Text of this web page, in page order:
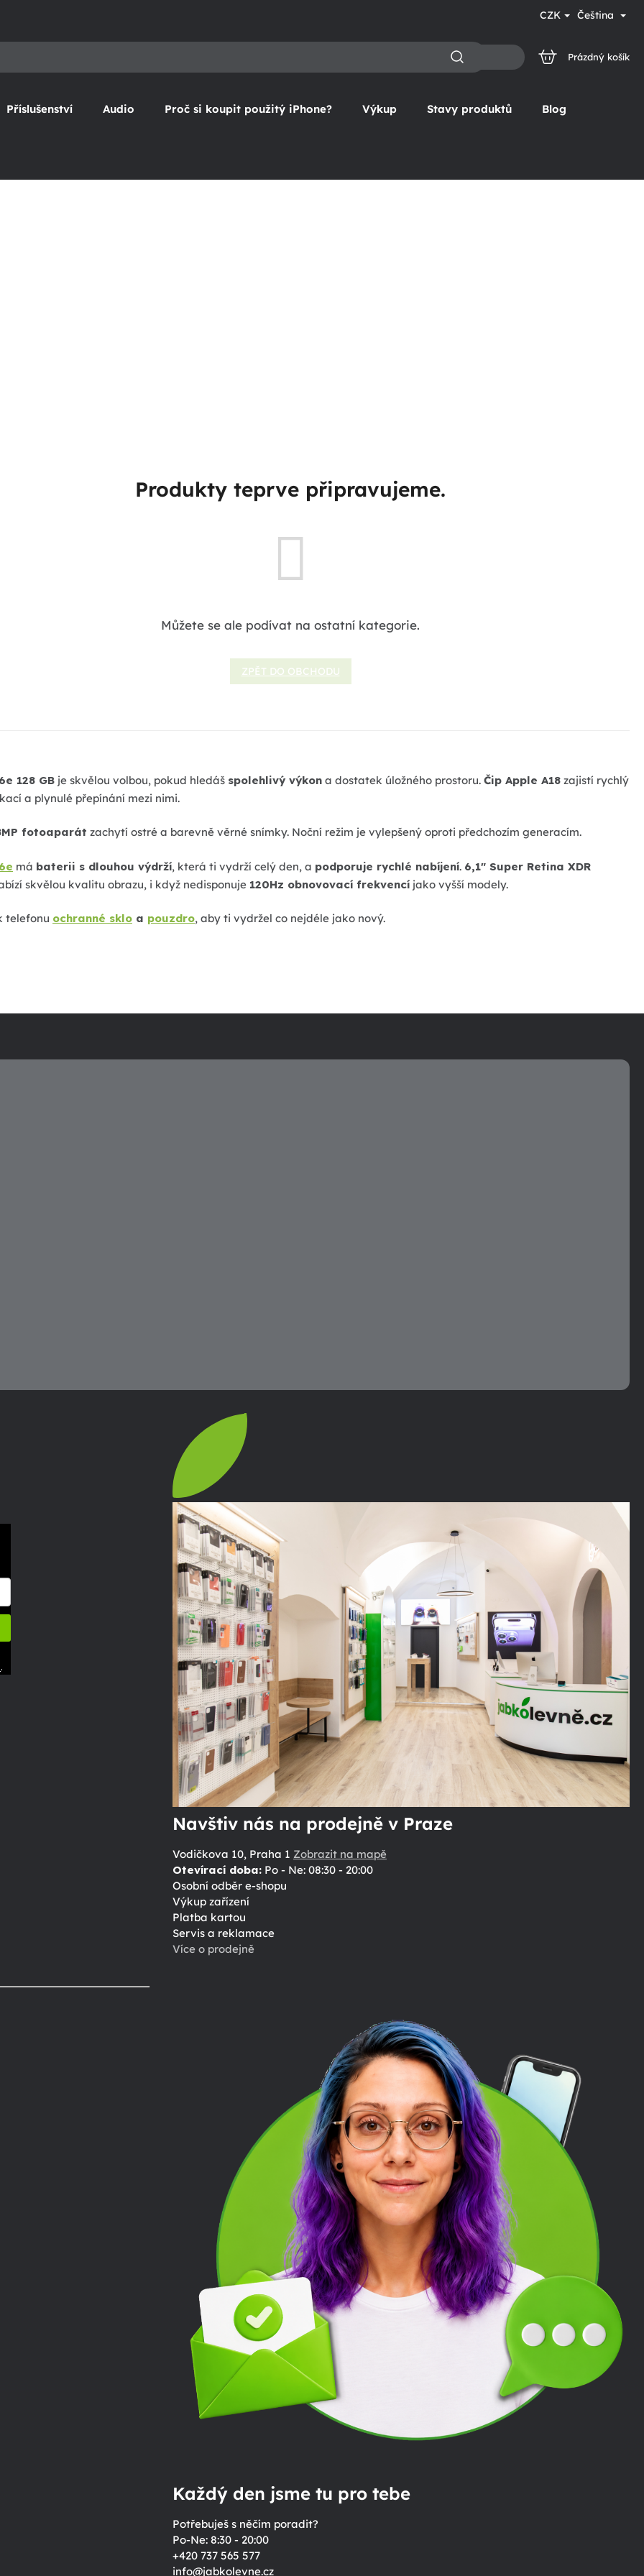
CZK Čeština
NÁKUPNÍ
Prázdný košík
Příslušenství Audio Proč si koupit použitý iPhone? Výkup Stavy produktů Blog
Produkty teprve připravujeme.
Můžete se ale podívat na ostatní kategorie.
ZPĚT DO OBCHODU
128 GB je skvělou volbou, pokud hledáš spolehlivý výkon a dostatek úložného prostoru. Čip Apple A18 zajistí rychlý
a plynulé přepínání mezi nimi.
fotoaparát zachytí ostré a barevně věrné snímky. Noční režim je vylepšený oproti předchozím generacím.
má baterii s dlouhou výdrží, která ti vydrží celý den, a podporuje rychlé nabíjení. 6,1" Super Retina XDR
skvělou kvalitu obrazu, i když nedisponuje 120Hz obnovovací frekvencí jako vyšší modely.
telefonu ochranné sklo a pouzdro, aby ti vydržel co nejdéle jako nový.
.
Navštiv nás na prodejně v Praze
Vodičkova 10, Praha 1 Zobrazit na mapě
Otevírací doba:Po - Ne: 08:30 - 20:00
Osobní odběr e-shopu
Výkup zařízení
Platba kartou
Servis a reklamace
Více o prodejně
Každý den jsme tu pro tebe
Potřebuješ s něčím poradit?
Po-Ne: 8:30 - 20:00
+420 737 565 577
info@jabkolevne.cz